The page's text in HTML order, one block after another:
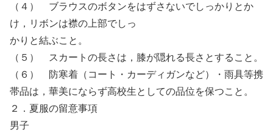
（４） ブラウスのボタンをはずさないでしっかりとか
け，リボンは襟の上部でしっ
かりと結ぶこと。
（５） スカートの長さは，膝が隠れる長さとすること。
（６） 防寒着（コート・カーディガンなど）・雨具等携
帯品は，華美にならず高校生としての品位を保つこと。
２．夏服の留意事項
男子